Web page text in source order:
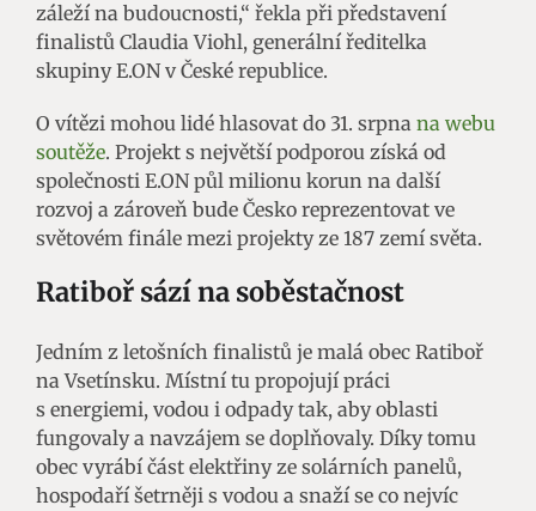
záleží na budoucnosti,“ řekla při představení
finalistů Claudia Viohl, generální ředitelka
skupiny E.ON v České republice.
O vítězi mohou lidé hlasovat do 31. srpna na webu
soutěže. Projekt s největší podporou získá od
společnosti E.ON půl milionu korun na další
rozvoj a zároveň bude Česko reprezentovat ve
světovém finále mezi projekty ze 187 zemí světa.
Ratiboř sází na soběstačnost
Jedním z letošních finalistů je malá obec Ratiboř
na Vsetínsku. Místní tu propojují práci
s energiemi, vodou i odpady tak, aby oblasti
fungovaly a navzájem se doplňovaly. Díky tomu
obec vyrábí část elektřiny ze solárních panelů,
hospodaří šetrněji s vodou a snaží se co nejvíc